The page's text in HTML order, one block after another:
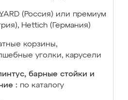
(Россия) или премиум
Hettich (Германия)
корзины,
уголки, карусели
барные стойки и
: по каталогу